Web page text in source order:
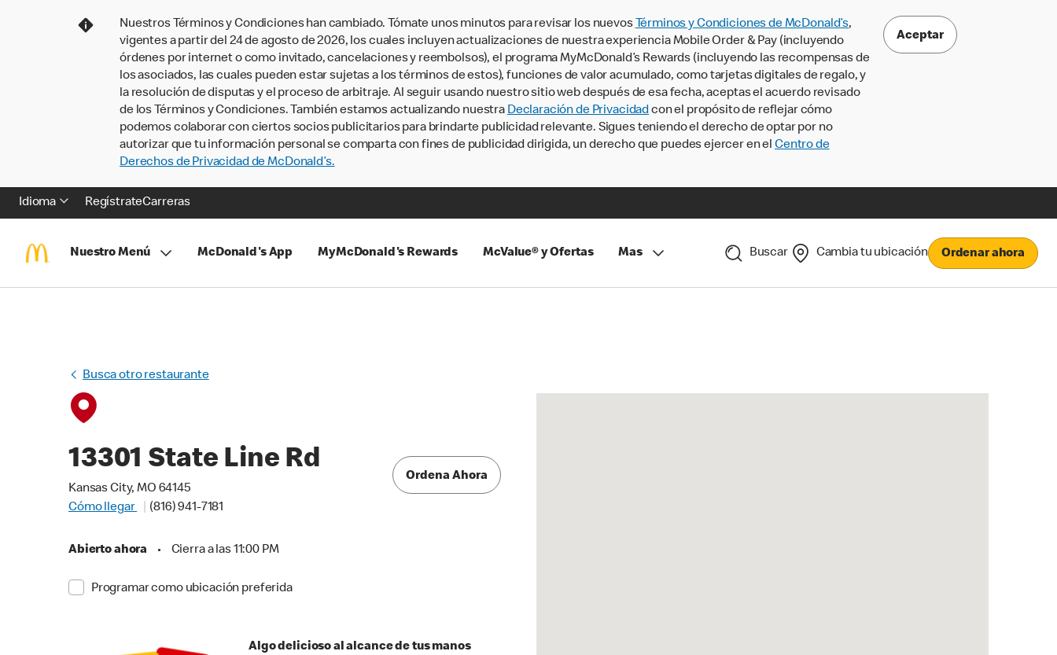
Nuestros Términos y Condiciones han cambiado. Tómate unos minutos para revisar los nuevos Términos y Condiciones de McDonald’s,
vigentes a partir del 24 de agosto de 2026, los cuales incluyen actualizaciones de nuestra experiencia Mobile Order & Pay (incluyendo
órdenes por internet o como invitado, cancelaciones y reembolsos), el programa MyMcDonald’s Rewards (incluyendo las recompensas de
los asociados, las cuales pueden estar sujetas a los términos de estos), funciones de valor acumulado, como tarjetas digitales de regalo, y
la resolución de disputas y el proceso de arbitraje. Al seguir usando nuestro sitio web después de esa fecha, aceptas el acuerdo revisado
de los Términos y Condiciones. También estamos actualizando nuestra Declaración de Privacidadcon el propósito de reflejar cómo
podemos colaborar con ciertos socios publicitarios para brindarte publicidad relevante. Sigues teniendo el derecho de optar por no
autorizar que tu información personal se comparta con fines de publicidad dirigida, un derecho que puedes ejercer en el Centro de
Derechos de Privacidad de McDonald’s.
Aceptar
Idioma RegístrateCarreras
Nuestro Menú McDonald's App MyMcDonald's Rewards McValue® y Ofertas Mas Buscar Cambia tu ubicación Ordenar ahora
Busca otro restaurante
13301 State Line Rd
Kansas City, MO 64145
Cómo llegar
(816) 941-7181
Abierto ahora • Cierra a las 11:00 PM
Programar como ubicación preferida
Ordena Ahora
Algo delicioso al alcance de tus manos